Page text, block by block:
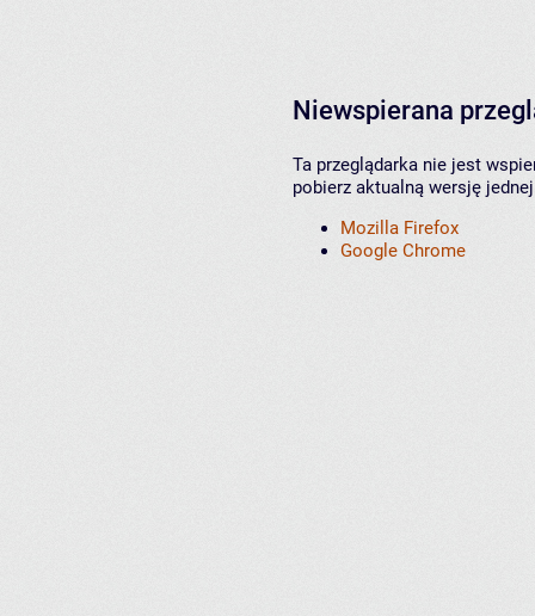
Niewspierana
Ta przeglądarka nie jest
pobierz aktualną wersję
Mozilla Firefox
Google Chrome